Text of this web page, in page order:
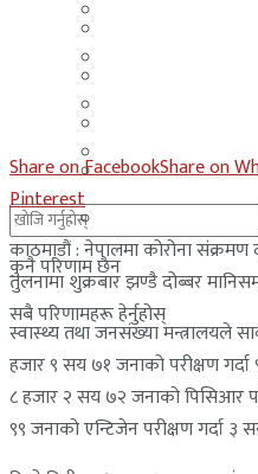
साउदी अरब
कुनै परिणाम छैन
सबै परिणामहरू हेर्नुहोस्
लेबनान
Share on FacebookShare on
Pinterest
काठमाडौं : नेपालमा कोरोना संक्रमण
तुलनामा शुक्रबार झण्डै दोब्बर
स्वास्थ्य तथा जनसंख्या मन्त्रालयले
हजार ९ सय ७१ जनाको परीक्षण
८ हजार २ सय ७२ जनाको पिसिआर
९९ जनाको एन्टिजेन परीक्षण गर्दा